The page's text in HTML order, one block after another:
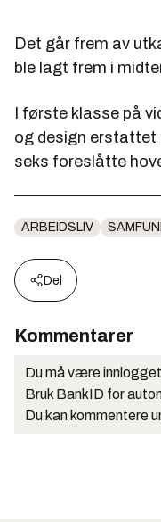
Det går frem av
ble lagt frem i
I første klasse på
og design erstattet
seks foreslåtte
ARBEIDSLIV
Del
Kommentarer
Du må være
Bruk BankID for
Du kan kommentere